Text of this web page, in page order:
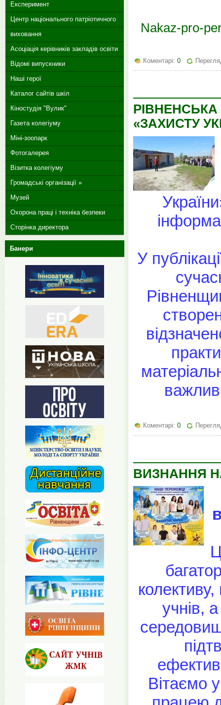
Nakaz-pro-
Коментарі: 0
«ЗАХИСТУ
У
Коментарі: 0
ВИЗНАННЯ
учнів,
Вітаємо
Експеримент
Центр національного патріотичного
виховання
Асоціація керівників закладів освіти
Відомі випускники
Наші герої
Каталог сайтів шкіл
Кіностудія "Вулик"
Газета колегіуму
Міні-зоопарк
Фотогалерея
Візитка колегіуму
Громадські організації »
Музей
Охорона праці і техніка безпеки
Сторінка директора
Банери